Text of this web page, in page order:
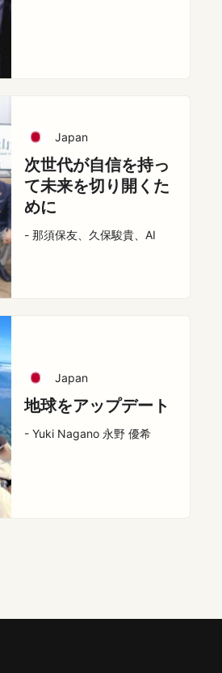
Japan
次世代が自信を持っ
て未来を切り開くた
めに
- 那須保友、久保駿貴、AI
Japan
地球をアップデート
- Yuki Nagano 永野 優希